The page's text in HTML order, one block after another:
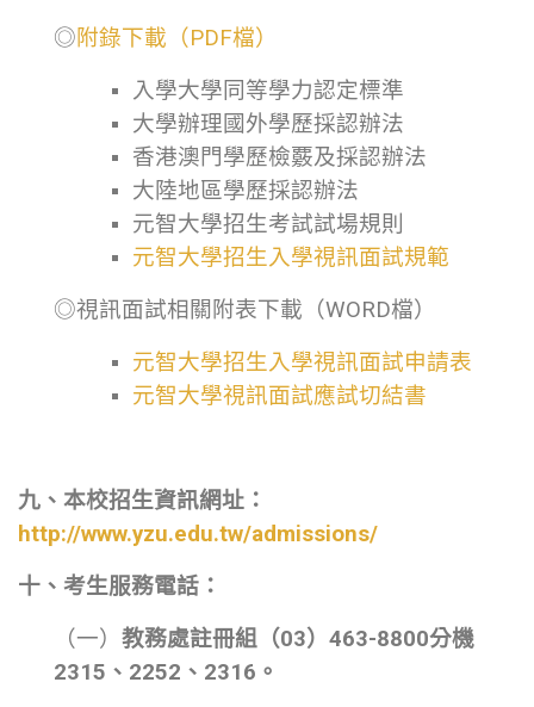
◎附錄下載（PDF檔）
入學大學同等學力認定標準
大學辦理國外學歷採認辦法
香港澳門學歷檢覈及採認辦法
大陸地區學歷採認辦法
元智大學招生考試試場規則
元智大學招生入學視訊面試規範
◎視訊面試相關附表下載（WORD檔）
元智大學招生入學視訊面試申請表
元智大學視訊面試應試切結書
九、本校招生資訊網址：
http://www.yzu.edu.tw/admissions/
十、考生服務電話：
（一） 教務處註冊組（03）463-8800分機
2315、2252、2316。